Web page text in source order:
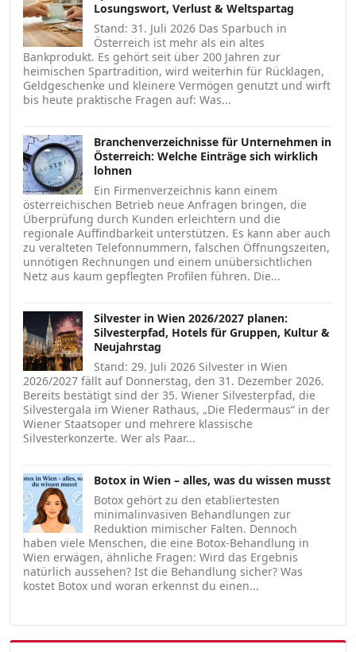
Losungswort, Verlust & Weltspartag
Stand: 31. Juli 2026 Das Sparbuch in
Österreich ist mehr als ein altes
Bankprodukt. Es gehört seit über 200 Jahren zur
heimischen Spartradition, wird weiterhin für Rücklagen,
Geldgeschenke und kleinere Vermögen genutzt und wirft
bis heute praktische Fragen auf: Was...
Branchenverzeichnisse für Unternehmen in
Österreich: Welche Einträge sich wirklich
lohnen
Ein Firmenverzeichnis kann einem
österreichischen Betrieb neue Anfragen bringen, die
Überprüfung durch Kunden erleichtern und die
regionale Auffindbarkeit unterstützen. Es kann aber auch
zu veralteten Telefonnummern, falschen Öffnungszeiten,
unnötigen Rechnungen und einem unübersichtlichen
Netz aus kaum gepflegten Profilen führen. Die...
Silvester in Wien 2026/2027 planen:
Silvesterpfad, Hotels für Gruppen, Kultur &
Neujahrstag
Stand: 29. Juli 2026 Silvester in Wien
2026/2027 fällt auf Donnerstag, den 31. Dezember 2026.
Bereits bestätigt sind der 35. Wiener Silvesterpfad, die
Silvestergala im Wiener Rathaus, „Die Fledermaus“ in der
Wiener Staatsoper und mehrere klassische
Silvesterkonzerte. Wer als Paar...
Botox in Wien – alles, was du wissen musst
Botox gehört zu den etabliertesten
minimalinvasiven Behandlungen zur
Reduktion mimischer Falten. Dennoch
haben viele Menschen, die eine Botox-Behandlung in
Wien erwägen, ähnliche Fragen: Wird das Ergebnis
natürlich aussehen? Ist die Behandlung sicher? Was
kostet Botox und woran erkennst du einen...